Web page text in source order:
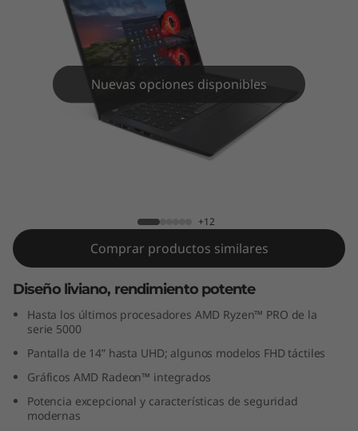
n
1
4
Nuevas opciones disponibles
+12
Comprar productos similares
Diseño liviano, rendimiento potente
Hasta los últimos procesadores AMD Ryzen™ PRO de la
serie 5000
Pantalla de 14” hasta UHD; algunos modelos FHD táctiles
Gráficos AMD Radeon™ integrados
Potencia excepcional y características de seguridad
modernas